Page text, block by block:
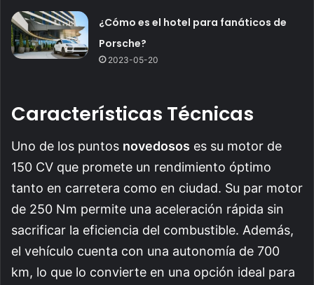
¿Cómo es el hotel para fanáticos de
Porsche?
2023-05-20
Características Técnicas
Uno de los puntos novedosos es su motor de
150 CV que promete un rendimiento óptimo
tanto en carretera como en ciudad. Su par motor
de 250 Nm permite una aceleración rápida sin
sacrificar la eficiencia del combustible. Además,
el vehículo cuenta con una autonomía de 700
km, lo que lo convierte en una opción ideal para